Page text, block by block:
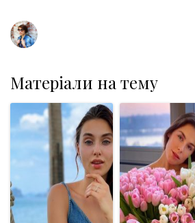
Матеріали на тему